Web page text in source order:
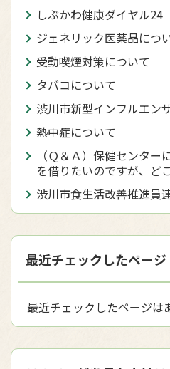
しぶかわ健康ダイヤル24
ジェネリック医薬品につ
受動喫煙対策について
タバコについて
渋川市新型インフルエン
熱中症について
（Ｑ＆Ａ）保健センタ
を借りたいのですが、ど
渋川市食生活改善推進員
最近チェックしたページ
最近チェックしたページは